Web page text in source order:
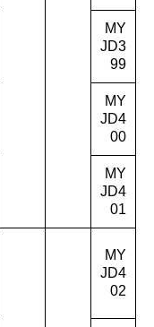
MY
JD3
99
MY
JD4
00
MY
JD4
01
MY
JD4
02